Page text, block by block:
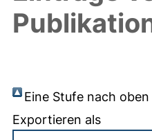
Eine Stufe nach oben
Exportieren als